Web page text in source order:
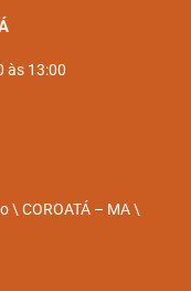
às 13:00
\ COROATÁ – MA \